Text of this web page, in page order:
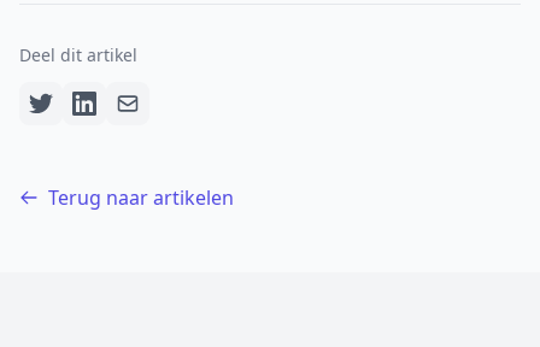
Deel dit artikel
Terug naar artikelen